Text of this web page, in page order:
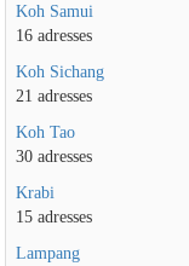
Koh Samui
16 adresses
Koh Sichang
21 adresses
Koh Tao
30 adresses
Krabi
15 adresses
Lampang